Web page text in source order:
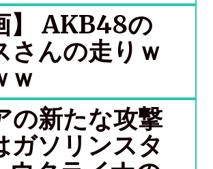
】 AKB48の
さんの走りｗ
ｗ
の新たな攻撃
ガソリンスタ